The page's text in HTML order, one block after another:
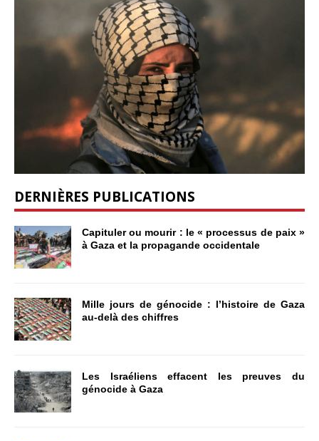
DERNIÈRES PUBLICATIONS
Capituler ou mourir : le « processus de paix »
à Gaza et la propagande occidentale
Mille jours de génocide : l’histoire de Gaza
au-delà des chiffres
Les Israéliens effacent les preuves du
génocide à Gaza